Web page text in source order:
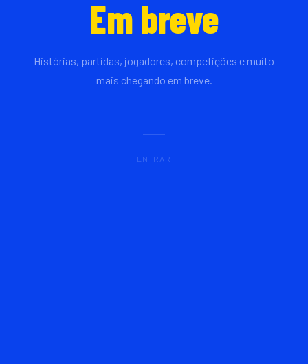
Em breve
Histórias, partidas, jogadores, competições e muito
mais chegando em breve.
ENTRAR